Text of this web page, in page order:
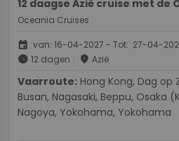
12 daagse Azië cruise met de
Oceania Cruises
event van: 16-04-2027 - Tot: 27-04-
schedule 12 dagen place Azië
Vaarroute:
Busan, Nagasaki, Beppu, Osaka
Nagoya, Yokohama, Yokohama